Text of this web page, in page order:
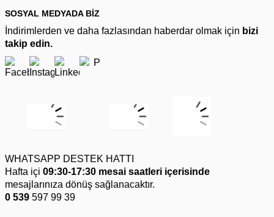
SOSYAL MEDYADA BİZ
İndirimlerden ve daha fazlasından haberdar olmak için bizi
takip edin.
WHATSAPP DESTEK HATTI
Hafta içi 09:30-17:30 mesai saatleri içerisinde
mesajlarınıza dönüş sağlanacaktır.
0 539 597 99 39